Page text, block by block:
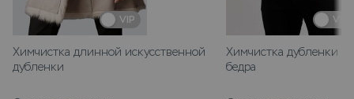
VIP
Химчистка длинной искусственной
дубленки
VIP
Химчистка дубленки
бедра